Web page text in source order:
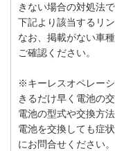
きない場合の対処法で
下記より該当するリ
なお、掲載がない車
ご確認ください。
※キーレスオペレー
きるだけ早く電池の
電池の型式や交換方
電池を交換しても症
にお問合せください。